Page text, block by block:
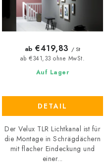
Auf Lager
ab €341,33 ohne MwSt.
ab €419,83 / St
DETAIL
Der Velux TLR Lichtkanal ist für
die Montage in Schrägdächern
mit flacher Eindeckung und
einer...